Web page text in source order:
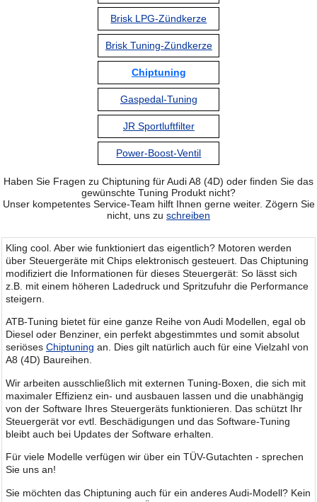
Brisk LPG-Zündkerze
Brisk Tuning-Zündkerze
Chiptuning
Gaspedal-Tuning
JR Sportluftfilter
Power-Boost-Ventil
Haben Sie Fragen zu Chiptuning für Audi A8 (4D) oder finden Sie das
gewünschte Tuning Produkt nicht?
Unser kompetentes Service-Team hilft Ihnen gerne weiter. Zögern Sie
nicht, uns zu schreiben
Kling cool. Aber wie funktioniert das eigentlich? Motoren werden
über Steuergeräte mit Chips elektronisch gesteuert. Das Chiptuning
modifiziert die Informationen für dieses Steuergerät: So lässt sich
z.B. mit einem höheren Ladedruck und Spritzufuhr die Performance
steigern.
ATB-Tuning bietet für eine ganze Reihe von Audi Modellen, egal ob
Diesel oder Benziner, ein perfekt abgestimmtes und somit absolut
seriöses Chiptuning an. Dies gilt natürlich auch für eine Vielzahl von
A8 (4D) Baureihen.
Wir arbeiten ausschließlich mit externen Tuning-Boxen, die sich mit
maximaler Effizienz ein- und ausbauen lassen und die unabhängig
von der Software Ihres Steuergeräts funktionieren. Das schützt Ihr
Steuergerät vor evtl. Beschädigungen und das Software-Tuning
bleibt auch bei Updates der Software erhalten.
Für viele Modelle verfügen wir über ein TÜV-Gutachten - sprechen
Sie uns an!
Sie möchten das Chiptuning auch für ein anderes Audi-Modell? Kein